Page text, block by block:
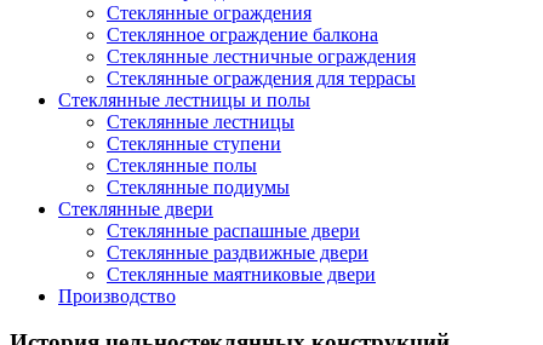
Стеклянные ограждения
Стеклянное ограждение балкона
Стеклянные лестничные ограждения
Стеклянные ограждения для террасы
Стеклянные лестницы и полы
Стеклянные лестницы
Стеклянные ступени
Стеклянные полы
Стеклянные подиумы
Стеклянные двери
Стеклянные распашные двери
Стеклянные раздвижные двери
Стеклянные маятниковые двери
Производство